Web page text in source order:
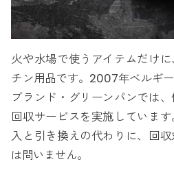
火や水場で使うアイテムだけ
チン用品です。2007年ベルギ
ブランド・グリーンパンでは
回収サービスを実施していま
入と引き換えの代わりに、回
は問いません。